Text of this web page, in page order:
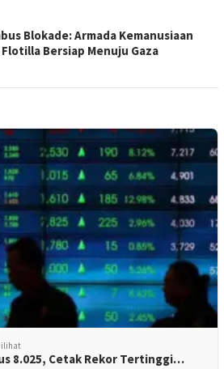
Blokade: Armada Kemanusiaan
Bersiap Menuju Gaza
8.025, Cetak Rekor Tertinggi…